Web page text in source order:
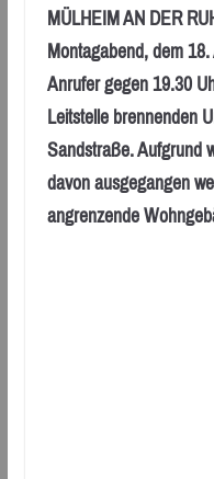
MÜLHEIM AN DER
Montagabend, dem
Anrufer gegen 19.30
Leitstelle brennenden
Sandstraße. Aufgrund
davon ausgegangen
angrenzende